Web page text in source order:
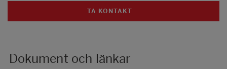
TA KONTAKT
Dokument och länkar